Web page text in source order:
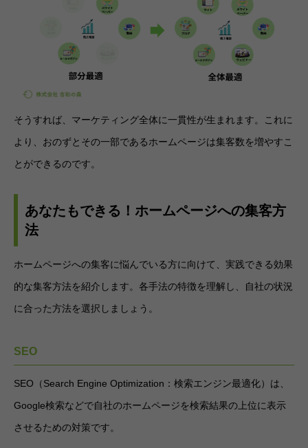
そうすれば、マーケティング全体に一貫性が生まれます。これに
より、おのずとその一部であるホームページは集客数を増やすこ
とができるのです。
あなたもできる！ホームページへの集客方
法
ホームページへの集客に悩んでいる方に向けて、実践できる効果
的な集客方法を紹介します。各手法の特徴を理解し、自社の状況
に合った方法を選択しましょう。
SEO
SEO（Search Engine Optimization：検索エンジン最適化）は、
Google検索などで自社のホームページを検索結果の上位に表示
させるための対策です。